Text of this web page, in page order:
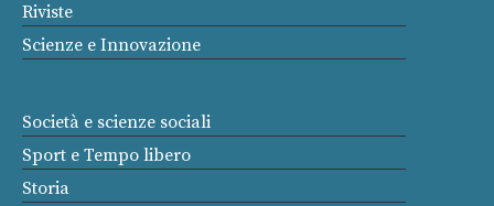
Riviste
Scienze e Innovazione
Società e scienze sociali
Sport e Tempo libero
Storia